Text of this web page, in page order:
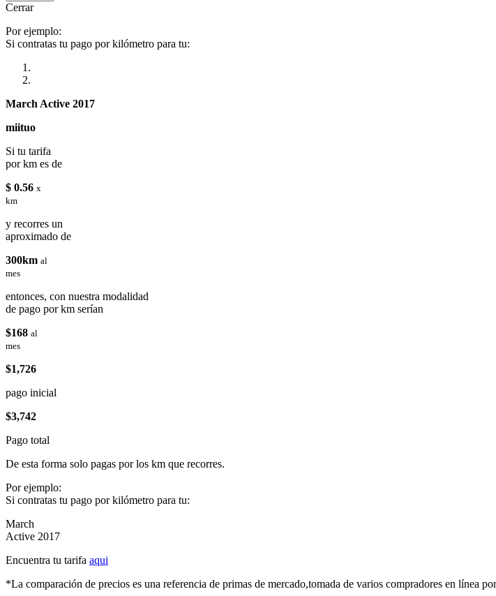
Cerrar
Por ejemplo:
Si contratas tu pago por kilómetro para tu:
March Active 2017
miituo
Si tu tarifa
por km es de
$ 0.56 x
km
y recorres un
aproximado de
300km al
mes
entonces, con nuestra modalidad
de pago por km serían
$168 al
mes
$1,726
pago inicial
$3,742
Pago total
De esta forma solo pagas por los km que recorres.
Por ejemplo:
Si contratas tu pago por kilómetro para tu:
March
Active 2017
Encuentra tu tarifa aqui
*La comparación de precios es una referencia de primas de mercado,tomada de varios compradores en línea